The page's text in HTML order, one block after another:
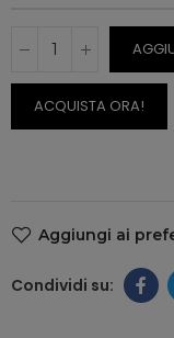
ACQUISTA ORA!
Aggiungi ai